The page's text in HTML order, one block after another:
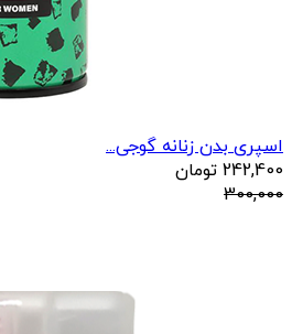
اسپری بدن زنانه گوجی...
242,400 تومان
300,000